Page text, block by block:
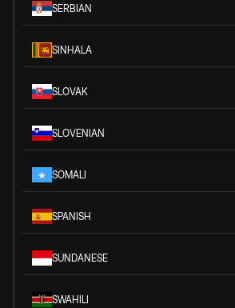
SERBIAN
SINHALA
SLOVAK
SLOVENIAN
SOMALI
SPANISH
SUNDANESE
SWAHILI